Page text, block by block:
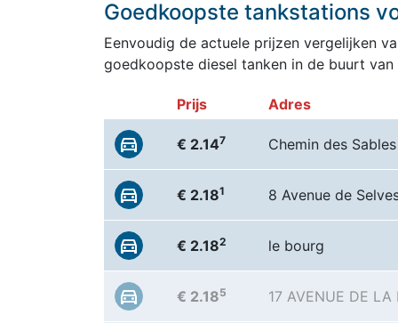
Goedkoopste tankstations
Eenvoudig de actuele prijzen vergelijken
goedkoopste diesel tanken in de buurt van
Prijs Adres
€ 2.147 Chemin des Sables
€ 2.181 8 Avenue de
€ 2.182 le bourg
€ 2.185 17 AVENUE DE LA